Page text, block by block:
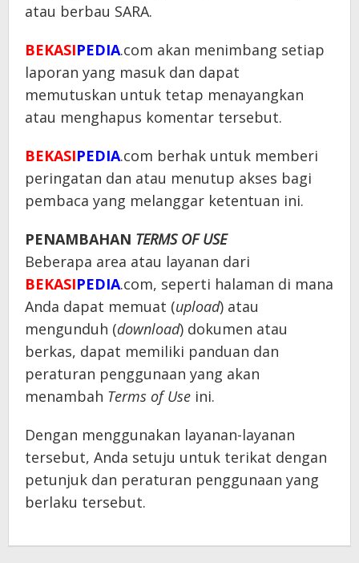
atau berbau SARA.
BEKASIPEDIA.com akan menimbang setiap
laporan yang masuk dan dapat
memutuskan untuk tetap menayangkan
atau menghapus komentar tersebut.
BEKASIPEDIA.com berhak untuk memberi
peringatan dan atau menutup akses bagi
pembaca yang melanggar ketentuan ini.
PENAMBAHAN TERMS OF USE
Beberapa area atau layanan dari
BEKASIPEDIA.com, seperti halaman di mana
Anda dapat memuat (upload) atau
mengunduh (download) dokumen atau
berkas, dapat memiliki panduan dan
peraturan penggunaan yang akan
menambah Terms of Use ini.
Dengan menggunakan layanan-layanan
tersebut, Anda setuju untuk terikat dengan
petunjuk dan peraturan penggunaan yang
berlaku tersebut.